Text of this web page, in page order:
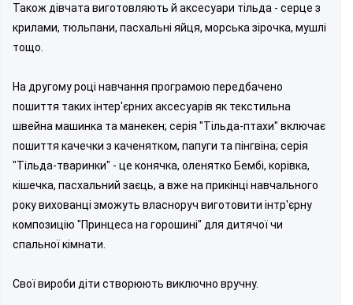
Також дівчата виготовляють й аксесуари тільда - серце з
крилами, тюльпани, пасхальні яйця, морська зірочка, мушлі
тощо.
На другому році навчання програмою передбачено
пошиття таких інтер'єрних аксесуарів як текстильна
швейна машинка та манекен; серія "Тільда-птахи" включає
пошиття качечки з каченятком, папуги та пінгвіна; серія
"Тільда-тваринки" - це конячка, оленятко Бембі, корівка,
кішечка, пасхальний заєць, а вже на прикінці навчального
року вихованці зможуть власноруч виготовити інтр'єрну
композицію "Принцеса на горошині" для дитячої чи
спальної кімнати.
Свої вироби діти створюють виключно вручну.